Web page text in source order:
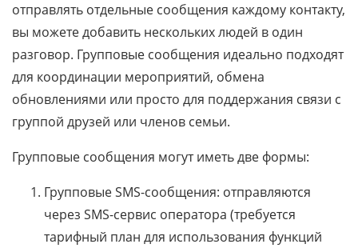
отправлять отдельные сообщения каждому контакту,
вы можете добавить нескольких людей в один
разговор. Групповые сообщения идеально подходят
для координации мероприятий, обмена
обновлениями или просто для поддержания связи с
группой друзей или членов семьи.
Групповые сообщения могут иметь две формы:
Групповые SMS-сообщения: отправляются
через SMS-сервис оператора (требуется
тарифный план для использования функций